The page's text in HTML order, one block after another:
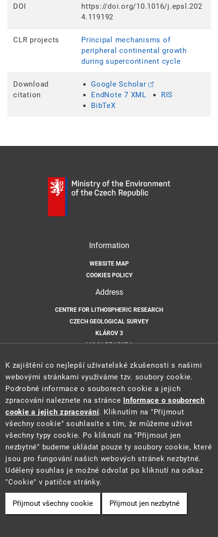
DOI
https://doi.org/10.1016/j.epsl.202
4.119192
CLR projects
Principal mechanisms of
peripheral continental growth
during supercontinent cycle
Download
citation
Google Scholar
EndNote 7 XML
RIS
BibTeX
Information
WEBSITE MAP
COOKIES POLICY
Address
CENTRE FOR LITHOSPHERIC RESEARCH
CZECH GEOLOGICAL SURVEY
KLÁROV 3
118 21 PRAGUE 1
Hosted by
CZECH GEOLOGICAL SURVEY
Email
CLR@GEOLOGY.CZ
2025 © Centre for Lithospheric Research
the Czech Republic
Cookie
K zajištění co nejlepší uživatelské zkušenosti s našimi
webovými stránkami využíváme tzv. soubory cookie.
Podrobné informace o souborech cookie a jejich
zpracování naleznete na stránce Informace o souborech
cookie a jejich zpracování. Kliknutím na "Přijmout
všechny cookie" souhlasíte s tím, že můžeme užívat
všechny typy cookie. Po kliknutí na "Přijmout jen
nezbytné" budeme ukládat pouze ty soubory cookie, které
jsou pro fungování našich webových stránek nezbytné.
Udělený souhlas je možné odvolat po kliknutí na odkaz
"Cookie" v patičce stránky.
Přijmout všechny cookie Přijmout jen nezbytné